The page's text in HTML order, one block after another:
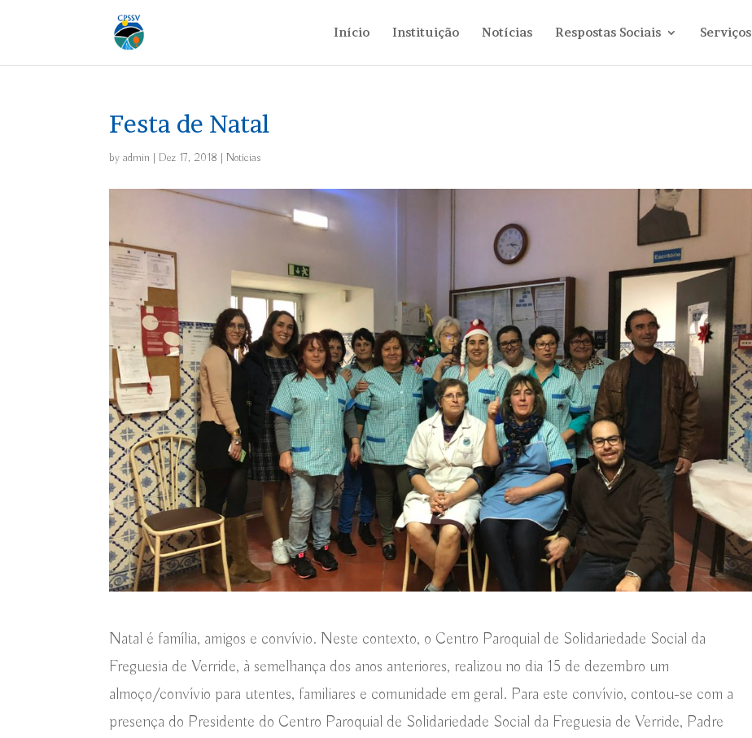
Início Instituição Notícias Respostas Sociais Serviços
Festa de Natal
byadmin | Dez 17, 2018 |Notícias
Natal é família, amigos e convívio. Neste contexto, o Centro Paroquial de Solidariedade Social da
Freguesia de Verride, à semelhança dos anos anteriores, realizou no dia 15 de dezembro um
almoço/convívio para utentes, familiares e comunidade em geral. Para este convívio, contou-se com a
presença do Presidente do Centro Paroquial de Solidariedade Social da Freguesia de Verride, Padre